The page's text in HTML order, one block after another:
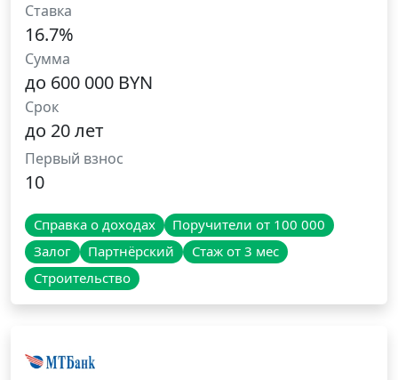
Ставка
16.7%
Сумма
до 600 000 BYN
Срок
до 20 лет
Первый взнос
10
Справка о доходах
Поручители от 100 000
Залог
Партнёрский
Стаж от 3 мес
Строительство